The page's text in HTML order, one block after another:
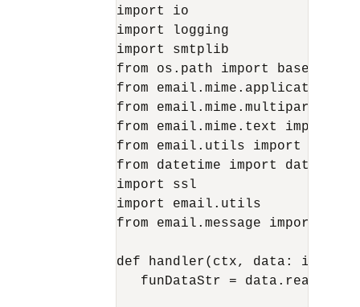
import io
import logging
import smtplib
from os.path import basename
from email.mime.application
from email.mime.multipart
from email.mime.text import
from email.utils import
from datetime import datetime
import ssl
import email.utils
from email.message import
def handler(ctx, data:
funDataStr =